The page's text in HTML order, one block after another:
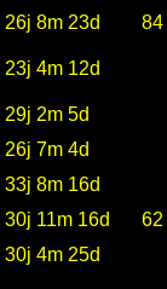
26j 8m 23d
84
23j 4m 12d
29j 2m 5d
26j 7m 4d
33j 8m 16d
30j 11m 16d
62
30j 4m 25d